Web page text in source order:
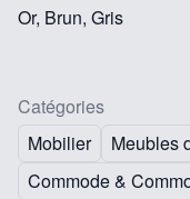
Or, Brun, Gris
Catégories
Mobilier
Meubles
Commode &